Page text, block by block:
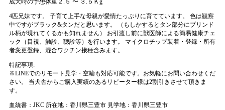
成犬時の予想体重２.５ 〜 ３.５Ｋg
4匹兄妹です。 子育て上手な母親が愛情たっぷりに育てています。 色は観察
中ですがブラック&タンだと思います。 （もしかするとタン部分にブリンド
ル柄が現れてくるかも知れません） お引渡し前に獣医師による簡易健康チェ
ック（目視、触診、聴診等）を行います。 マイクロチップ装着・登録・所有
者変更登録、混合ワクチン接種含みます。
特記事項:
※LINEでのリモート見学・空輸も対応可能です。お気軽にお問い合わせくだ
さい。 当犬舎からご購入実績のあるリピーター様は2割引きさせて頂きま
す。
血統書：JKC 所在地：香川県三豊市 見学地：香川県三豊市